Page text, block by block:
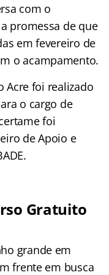
com o
promessa de que
em fevereiro de
o acampamento.
Acre foi realizado
o cargo de
foi
de Apoio e
Gratuito
grande em
frente em busca